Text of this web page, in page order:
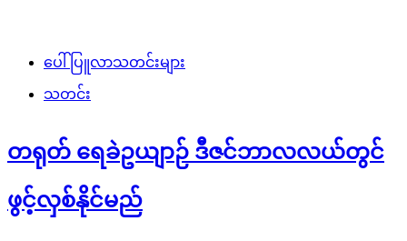
ပေါ်ပြူလာသတင်းများ
သတင်း
တရုတ် ရေခဲဥယျာဉ် ဒီဇင်ဘာလလယ်တွင်
ဖွင့်လှစ်နိုင်မည်